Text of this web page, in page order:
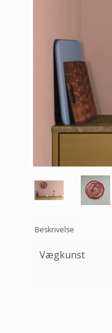
Beskrivelse
Vægkunst